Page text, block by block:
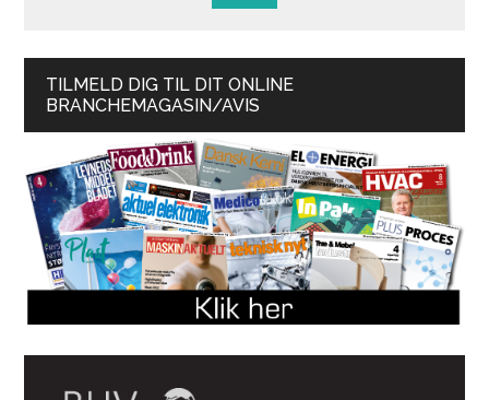
TILMELD DIG TIL DIT ONLINE
BRANCHEMAGASIN/AVIS